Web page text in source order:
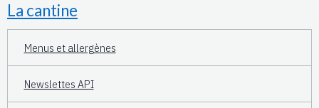
La cantine
Menus et allergènes
Newslettes API